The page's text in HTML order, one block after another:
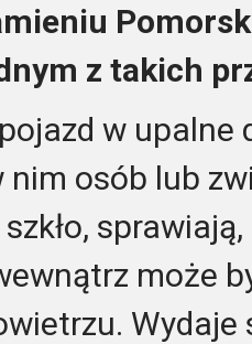
z takich
w upalne
nim osób lub
może
Wydaje